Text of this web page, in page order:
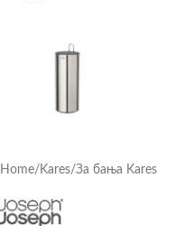
Home/ Kares/За бања Kares